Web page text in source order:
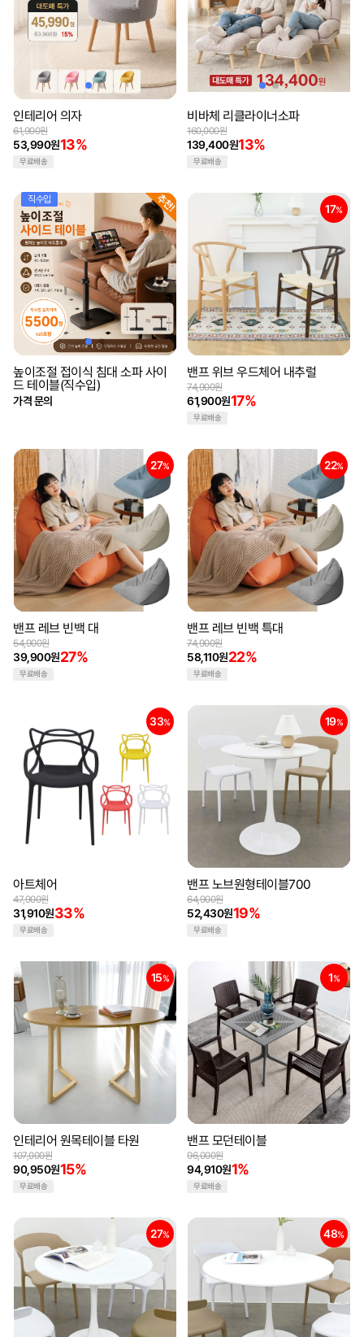
인테리어 의자
53,990원13%
61,900원
무료배송
비바체 리클라이너소파
139,400원13%
160,000원
무료배송
직수입
높이조절 접이식 침대 소파 사이
드 테이블(직수입)
가격 문의
17%
밴프 위브 우드체어 내추럴
61,900원17%
74,900원
무료배송
27%
밴프 레브 빈백 대
39,900원27%
54,900원
무료배송
22%
밴프 레브 빈백 특대
58,110원22%
74,900원
무료배송
33%
아트체어
31,910원33%
47,900원
무료배송
19%
밴프 노브원형테이블700
52,430원19%
64,900원
무료배송
15%
인테리어 원목테이블 타원
90,950원15%
107,000원
무료배송
1%
밴프 모던테이블
94,910원1%
96,000원
무료배송
27% 48%